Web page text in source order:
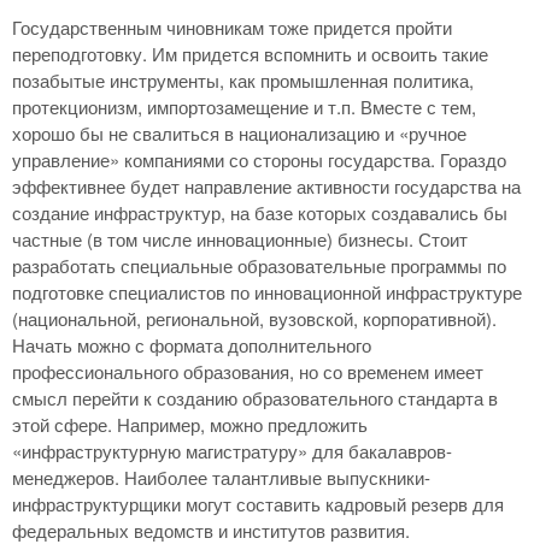
Государственным чиновникам тоже придется пройти
переподготовку. Им придется вспомнить и освоить такие
позабытые инструменты, как промышленная политика,
протекционизм, импортозамещение и т.п. Вместе с тем,
хорошо бы не свалиться в национализацию и «ручное
управление» компаниями со стороны государства. Гораздо
эффективнее будет направление активности государства на
создание инфраструктур, на базе которых создавались бы
частные (в том числе инновационные) бизнесы. Стоит
разработать специальные образовательные программы по
подготовке специалистов по инновационной инфраструктуре
(национальной, региональной, вузовской, корпоративной).
Начать можно с формата дополнительного
профессионального образования, но со временем имеет
смысл перейти к созданию образовательного стандарта в
этой сфере. Например, можно предложить
«инфраструктурную магистратуру» для бакалавров-
менеджеров. Наиболее талантливые выпускники-
инфраструктурщики могут составить кадровый резерв для
федеральных ведомств и институтов развития.